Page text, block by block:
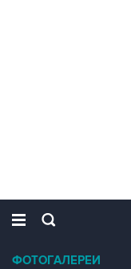
ФОТОГАЛЕРЕИ